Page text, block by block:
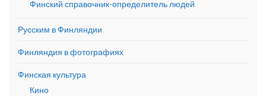
Финский справочник-определитель людей
Русским в Финляндии
Финляндия в фотографиях
Финская культура
Кино